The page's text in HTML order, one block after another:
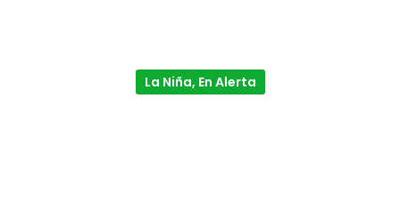
La Niña, En Alerta